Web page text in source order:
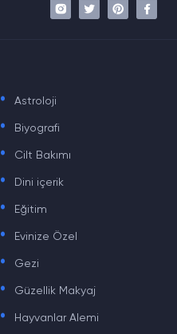
. Astroloji
. Biyografi
. Cilt Bakımı
. Dini içerik
. Eğitim
. Evinize Özel
. Gezi
. Güzellik Makyaj
. Hayvanlar Alemi